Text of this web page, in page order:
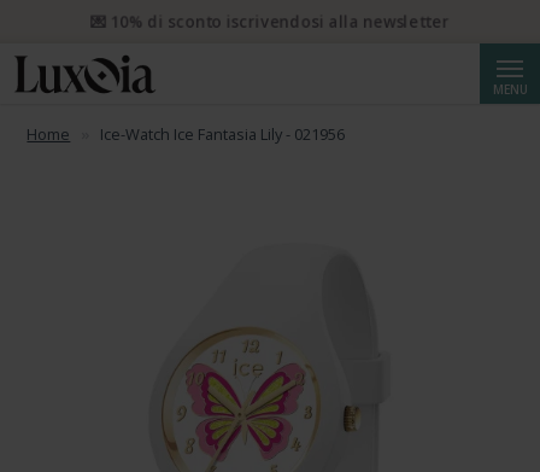
MENU
Home Ice-Watch Ice Fantasia Lily - 021956
📦 Spedizione prioritaria gratuita da CHF 50. Spedizione
prioritaria raccomandata da CHF 250.